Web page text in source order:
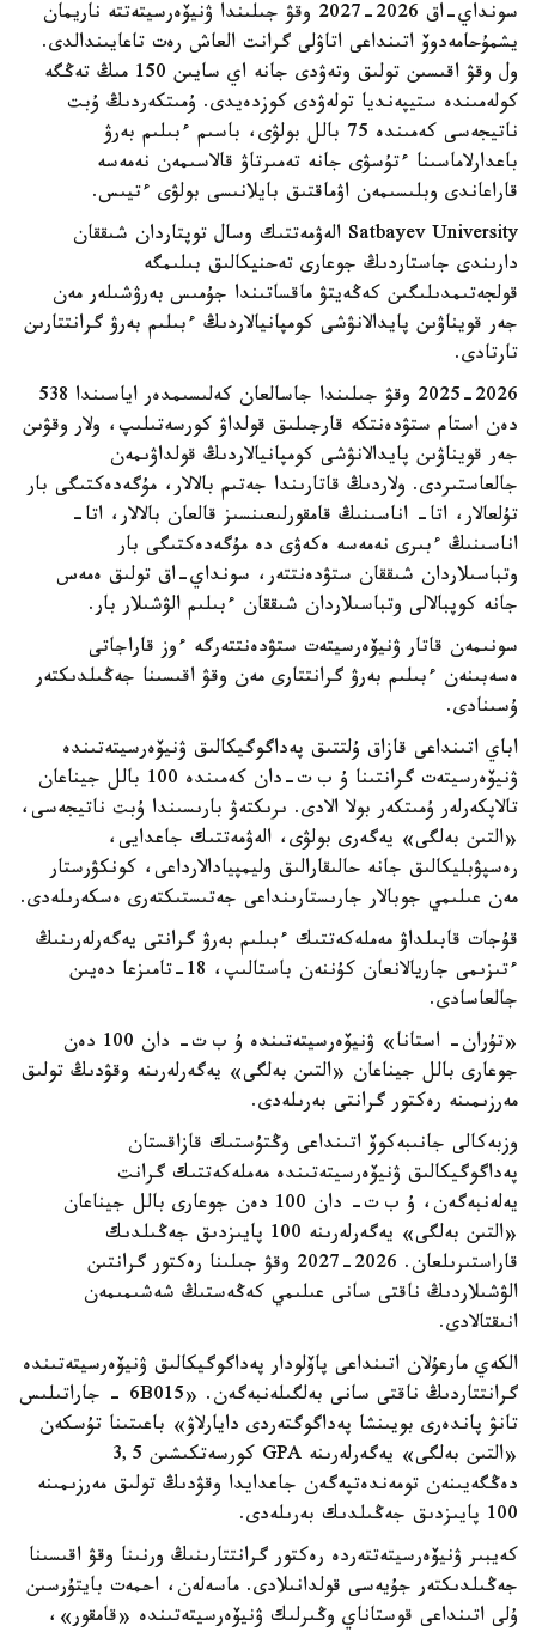
سونداي-اق 2026-2027 وقۋ جىلىندا ۋنيۆەرسيتەتتە ناريمان
يشمۇحامەدوۆ اتىنداعى اتاۋلى گرانت العاش رەت تاعايىندالدى.
ول وقۋ اقىسىن تولىق وتەۋدى جانە اي سايىن 150 مىڭ تەڭگە
كولەمىندە ستيپەنديا تولەۋدى كوزدەيدى. ۇمىتكەردىڭ ۇبت
ناتيجەسى كەمىندە 75 بالل بولۋى، باسىم ءبىلىم بەرۋ
باعدارلاماسىنا ءتۇسۋى جانە تەمىرتاۋ قالاسىمەن نەمەسە
قاراعاندى وبلىسىمەن اۋماقتىق بايلانىسى بولۋى ءتيىس.
Satbayev University الەۋمەتتىك وسال توپتاردان شىققان
دارىندى جاستاردىڭ جوعارى تەحنيكالىق بىلىمگە
قولجەتىمدىلىگىن كەڭەيتۋ ماقساتىندا جۇمىس بەرۋشىلەر مەن
جەر قويناۋىن پايدالانۋشى كومپانيالاردىڭ ءبىلىم بەرۋ گرانتتارىن
تارتادى.
2025-2026 وقۋ جىلىندا جاسالعان كەلىسىمدەر اياسىندا 538
دەن استام ستۋدەنتكە قارجىلىق قولداۋ كورسەتىلىپ، ولار وقۋىن
جەر قويناۋىن پايدالانۋشى كومپانيالاردىڭ قولداۋىمەن
جالعاستىردى. ولاردىڭ قاتارىندا جەتىم بالالار، مۇگەدەكتىگى بار
تۇلعالار، اتا- اناسىنىڭ قامقورلىعىنسىز قالعان بالالار، اتا-
اناسىنىڭ ءبىرى نەمەسە ەكەۋى دە مۇگەدەكتىگى بار
وتباسىلاردان شىققان ستۋدەنتتەر، سونداي-اق تولىق ەمەس
جانە كوپبالالى وتباسىلاردان شىققان ءبىلىم الۋشىلار بار.
سونىمەن قاتار ۋنيۆەرسيتەت ستۋدەنتتەرگە ءوز قاراجاتى
ەسەبىنەن ءبىلىم بەرۋ گرانتتارى مەن وقۋ اقىسىنا جەڭىلدىكتەر
ۇسىنادى.
اباي اتىنداعى قازاق ۇلتتىق پەداگوگيكالىق ۋنيۆەرسيتەتىندە
ۋنيۆەرسيتەت گرانتىنا ۇ ب ت-دان كەمىندە 100 بالل جيناعان
تالاپكەرلەر ۇمىتكەر بولا الادى. ىرىكتەۋ بارىسىندا ۇبت ناتيجەسى،
«التىن بەلگى» يەگەرى بولۋى، الەۋمەتتىك جاعدايى،
رەسپۋبليكالىق جانە حالىقارالىق وليمپيادالارداعى، كونكۋرستار
مەن عىلىمي جوبالار جارىستارىنداعى جەتىستىكتەرى ەسكەرىلەدى.
قۇجات قابىلداۋ مەملەكەتتىك ءبىلىم بەرۋ گرانتى يەگەرلەرىنىڭ
ءتىزىمى جاريالانعان كۇننەن باستالىپ، 18-تامىزعا دەيىن
جالعاسادى.
«تۇران- استانا» ۋنيۆەرسيتەتىندە ۇ ب ت- دان 100 دەن
جوعارى بالل جيناعان «التىن بەلگى» يەگەرلەرىنە وقۋدىڭ تولىق
مەرزىمىنە رەكتور گرانتى بەرىلەدى.
وزبەكالى جانىبەكوۆ اتىنداعى وڭتۇستىك قازاقستان
پەداگوگيكالىق ۋنيۆەرسيتەتىندە مەملەكەتتىك گرانت
يەلەنبەگەن، ۇ ب ت- دان 100 دەن جوعارى بالل جيناعان
«التىن بەلگى» يەگەرلەرىنە 100 پايىزدىق جەڭىلدىك
قاراستىرىلعان. 2026-2027 وقۋ جىلىنا رەكتور گرانتىن
الۋشىلاردىڭ ناقتى سانى عىلىمي كەڭەستىڭ شەشىمىمەن
انىقتالادى.
الكەي مارعۇلان اتىنداعى پاۆلودار پەداگوگيكالىق ۋنيۆەرسيتەتىندە
گرانتتاردىڭ ناقتى سانى بەلگىلەنبەگەن. «6B015 - جاراتىلىس
تانۋ پاندەرى بويىنشا پەداگوگتەردى دايارلاۋ» باعىتىنا تۇسكەن
«التىن بەلگى» يەگەرلەرىنە GPA كورسەتكىشىن 3,5
دەڭگەيىنەن تومەندەتپەگەن جاعدايدا وقۋدىڭ تولىق مەرزىمىنە
100 پايىزدىق جەڭىلدىك بەرىلەدى.
كەيبىر ۋنيۆەرسيتەتتەردە رەكتور گرانتتارىنىڭ ورنىنا وقۋ اقىسىنا
جەڭىلدىكتەر جۇيەسى قولدانىلادى. ماسەلەن، احمەت بايتۇرسىن
ۇلى اتىنداعى قوستاناي وڭىرلىك ۋنيۆەرسيتەتىندە «قامقور»،